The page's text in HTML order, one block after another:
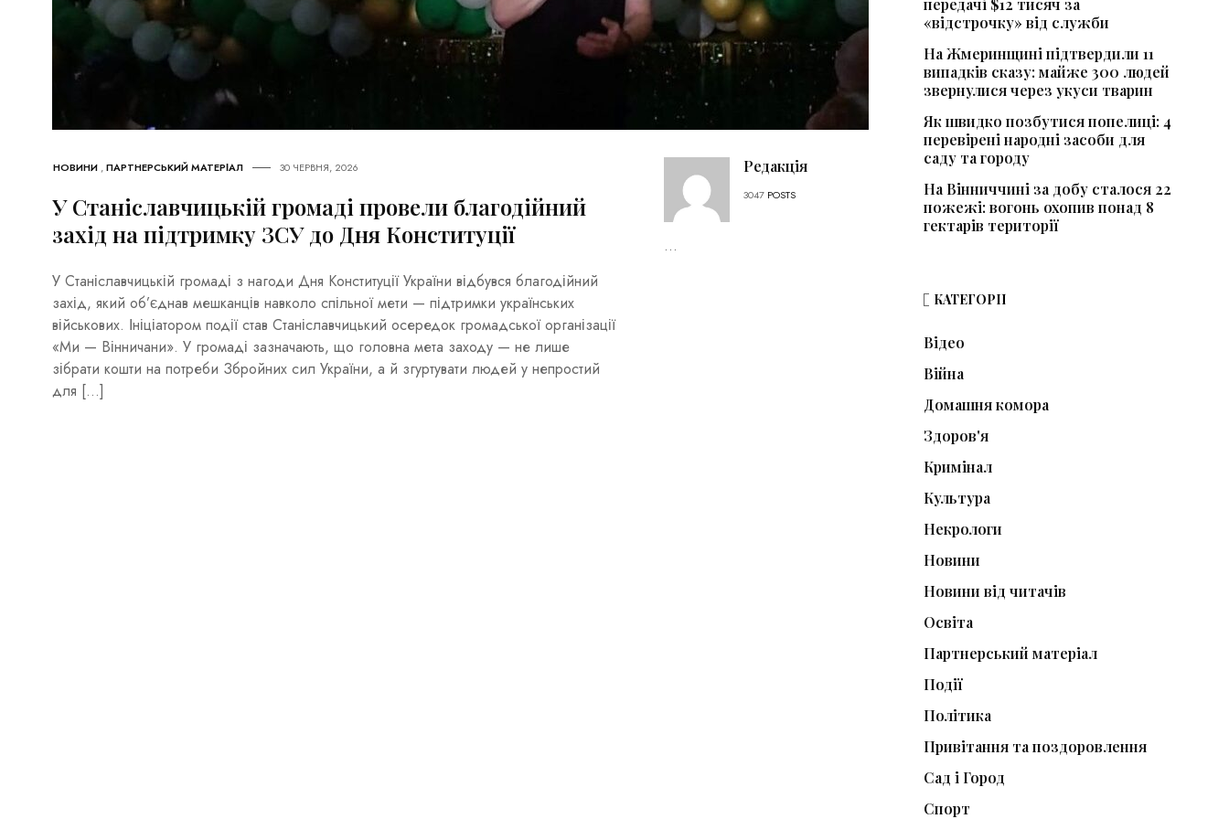
НОВИНИ ,ПАРТНЕРСЬКИЙ МАТЕРІАЛ 30 ЧЕРВНЯ, 2026
У Станіславчицькій громаді провели благодійний
захід на підтримку ЗСУ до Дня Конституції
У Станіславчицькій громаді з нагоди Дня Конституції України відбувся благодійний
захід, який об’єднав мешканців навколо спільної мети — підтримки українських
військових. Ініціатором події став Станіславчицький осередок громадської організації
«Ми — Вінничани». У громаді зазначають, що головна мета заходу — не лише
зібрати кошти на потреби Збройних сил України, а й згуртувати людей у непростий
для […]
Редакція
3047 POSTS
...
передачі $12 тисяч за
«відстрочку» від служби
На Жмеринщині підтвердили 11
випадків сказу: майже 300 людей
звернулися через укуси тварин
Як швидко позбутися попелиці: 4
перевірені народні засоби для
саду та городу
На Вінниччині за добу сталося 22
пожежі: вогонь охопив понад 8
гектарів території
КАТЕГОРІЇ
Відео
Війна
Домашня комора
Здоров'я
Кримінал
Культура
Некрологи
Новини
Новини від читачів
Освіта
Партнерський матеріал
Події
Політика
Привітання та поздоровлення
Сад і Город
Спорт